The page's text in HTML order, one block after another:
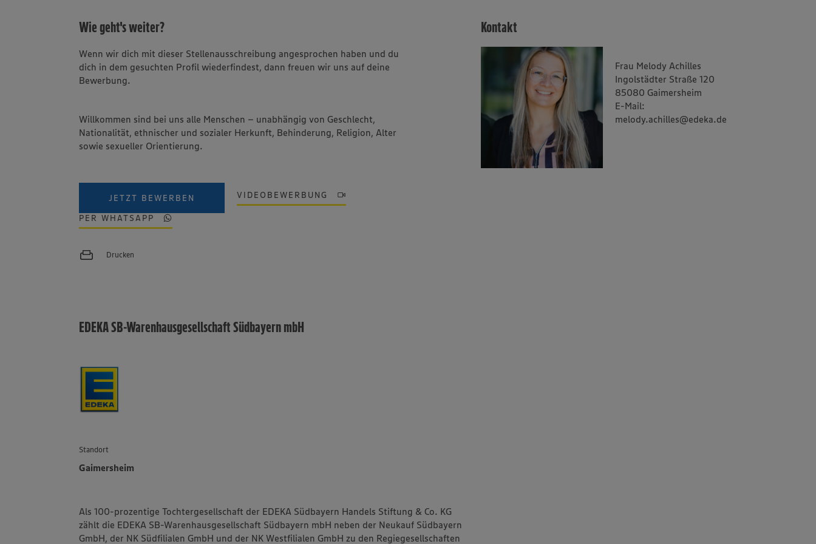
Wie geht's weiter?
Wenn wir dich mit dieser Stellenausschreibung angesprochen haben und du
dich in dem gesuchten Profil wiederfindest, dann freuen wir uns auf deine
Bewerbung.
Willkommen sind bei uns alle Menschen – unabhängig von Geschlecht,
Nationalität, ethnischer und sozialer Herkunft, Behinderung, Religion, Alter
sowie sexueller Orientierung.
JETZT BEWERBEN VIDEOBEWERBUNG
PER WHATSAPP
Drucken
Kontakt
Frau Melody Achilles
Ingolstädter Straße 120
85080 Gaimersheim
E-Mail:
melody.achilles@edeka.de
EDEKA SB-Warenhausgesellschaft Südbayern mbH
Standort
Gaimersheim
Als 100-prozentige Tochtergesellschaft der EDEKA Südbayern Handels Stiftung & Co. KG
zählt die EDEKA SB-Warenhausgesellschaft Südbayern mbH neben der Neukauf Südbayern
GmbH, der NK Südfilialen GmbH und der NK Westfilialen GmbH zu den Regiegesellschaften